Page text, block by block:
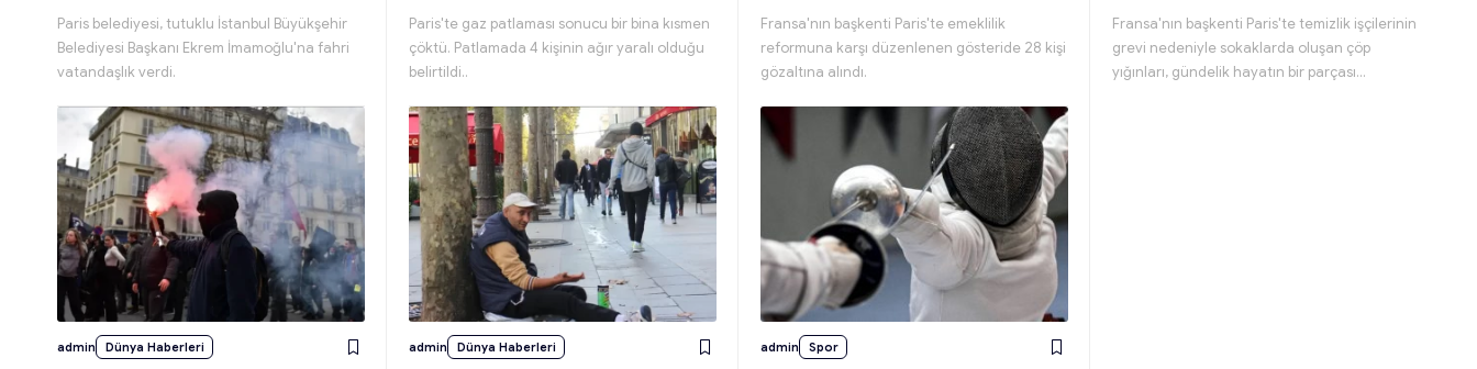
Paris belediyesi, tutuklu İstanbul Büyükşehir
Belediyesi Başkanı Ekrem İmamoğlu'na fahri
vatandaşlık verdi.
Paris'te gaz patlaması sonucu bir bina kısmen
çöktü. Patlamada 4 kişinin ağır yaralı olduğu
belirtildi..
Fransa'nın başkenti Paris'te emeklilik
reformuna karşı düzenlenen gösteride 28 kişi
gözaltına alındı.
Fransa'nın başkenti Paris'te temizlik işçilerinin
grevi nedeniyle sokaklarda oluşan çöp
yığınları, gündelik hayatın bir parçası…
admin Dünya Haberleri admin Dünya Haberleri admin Spor